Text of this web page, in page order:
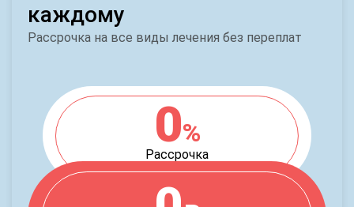
каждому
Рассрочка на все виды лечения без переплат
0%
Рассрочка